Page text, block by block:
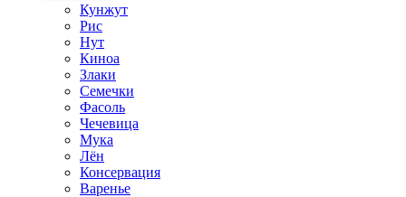
Кунжут
Рис
Нут
Киноа
Злаки
Семечки
Фасоль
Чечевица
Мука
Лён
Консервация
Варенье